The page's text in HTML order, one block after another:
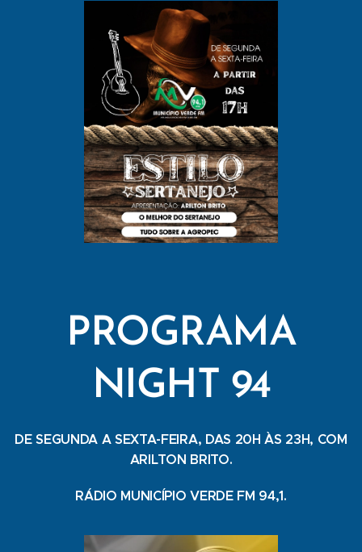
PROGRAMA
NIGHT 94
DE SEGUNDA A SEXTA-FEIRA, DAS 20H ÀS 23H, COM
ARILTON BRITO.
RÁDIO MUNICÍPIO VERDE FM 94,1.